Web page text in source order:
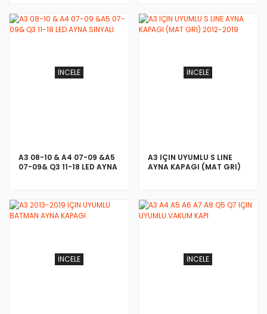
İNCELE
A3 08-10 & A4 07-09 &A5
07-09& Q3 11-18 LED AYNA
İNCELE
A3 IÇIN UYUMLU S LINE
AYNA KAPAGI (MAT GRI)
İNCELE İNCELE